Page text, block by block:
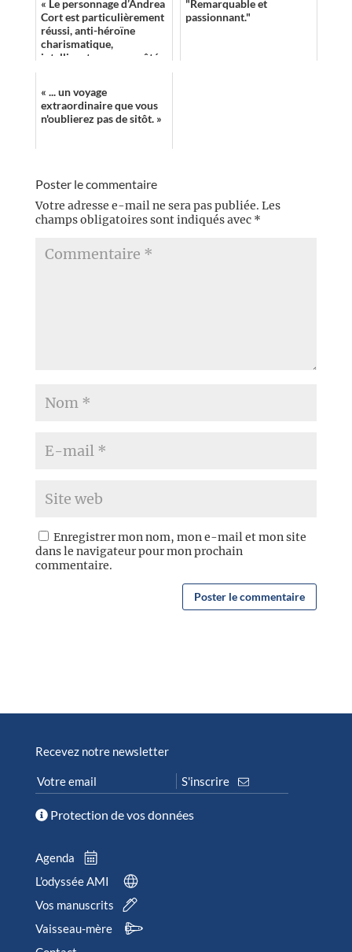
« Le personnage d’Andrea
Cort est particulièrement
réussi, anti-héroïne
charismatique,
intelligente avec un côté
"Remarquable et
passionnant."
« ... un voyage
extraordinaire que vous
n'oublierez pas de sitôt. »
Poster le commentaire
Votre adresse e-mail ne sera pas publiée. Les
champs obligatoires sont indiqués avec *
Enregistrer mon nom, mon e-mail et mon site
dans le navigateur pour mon prochain
commentaire.
Recevez notre newsletter
Protection de vos données
Agenda
L’odyssée AMI
Vos manuscrits
Vaisseau-mère